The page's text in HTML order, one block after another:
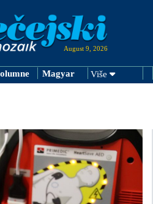
August 9, 2026
Magyar Više